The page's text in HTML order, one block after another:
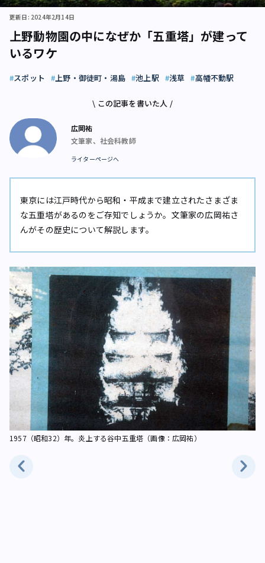
上野動物園の中になぜか「五重塔」が建って
いるワケ
更新日: 2024年2月14日
スポット 上野・御徒町・湯島 池上駅 浅草 高幡不動駅
\ この記事を書いた人 /
広岡祐
文筆家、社会科教師
ライターページへ
東京には江戸時代から昭和・平成まで建立されたさまざま
な五重塔があるのをご存知でしょうか。文筆家の広岡祐さ
んがその歴史について解説します。
1957（昭和32）年。炎上する谷中五重塔（画像：広岡祐）